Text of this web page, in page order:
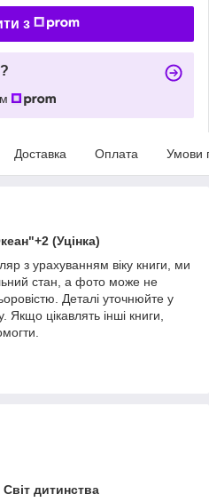
з
Доставка Оплата Умови
(Уцінка)
з урахуванням віку книги, ми
стан, а фото може не
Деталі уточнюйте у
цікавлять інші книги,
Світ дитинства